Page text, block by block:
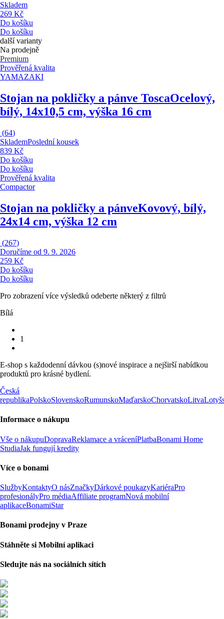
Skladem
269 Kč
Do košíku
Do košíku
další varianty
Na prodejně
Premium
Prověřená kvalita
YAMAZAKI
Stojan na pokličky a pánve ToscaOcelový,
bílý, 14x10,5 cm, výška 16 cm
(64)
SklademPoslední kousek
839 Kč
Do košíku
Do košíku
Prověřená kvalita
Compactor
Stojan na pokličky a pánveKovový, bílý,
24x14 cm, výška 12 cm
(267)
Doručíme od 9. 9. 2026
259 Kč
Do košíku
Do košíku
Pro zobrazení více výsledků odeberte některý z filtrů
Bílá
1
E-shop s každodenní dávkou (s)nové inspirace a nejširší nabídkou
produktů pro krásné bydlení.
Česká
republikaPolskoSlovenskoRumunskoMaďarskoChorvatskoLitva
Informace o nákupu
Vše o nákupuDopravaReklamace a vráceníPlatbaBonami Home
StudiaJak fungují kredity
Více o bonami
SlužbyKontaktyO násZnačkyDárkové poukazyKariéraPro
profesionályPro médiaAffiliate programNová mobilní
aplikaceBonamiStar
Bonami prodejny v Praze
Stáhněte si Mobilní aplikaci
Sledujte nás na sociálních sítích